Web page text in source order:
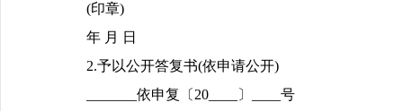
(印章)
年 月 日
2.予以公开答复书(依申请公开)
_______依申复〔20____〕____号